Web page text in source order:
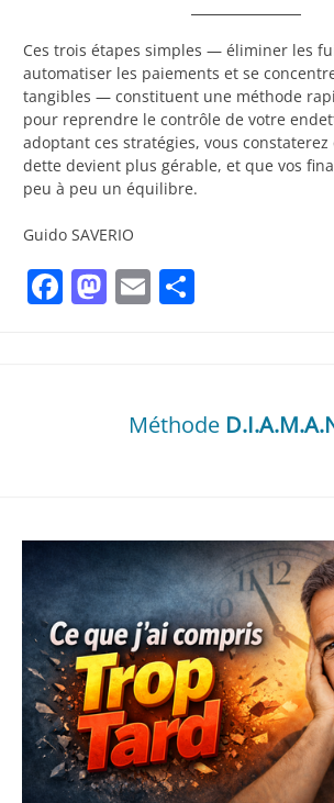
Ces trois étapes simples — éliminer les
automatiser les paiements et se
tangibles — constituent une méthode
pour reprendre le contrôle de votre
adoptant ces stratégies, vous
dette devient plus gérable, et que vos
peu à peu un équilibre.
Guido SAVERIO
Facebook
Mastodon
Email
Méthode